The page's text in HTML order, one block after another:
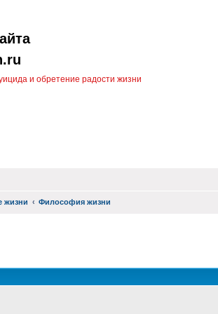
и обретение радости жизни
жизни Философия жизни